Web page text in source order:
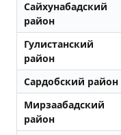
Сайхунабадский
район
Гулистанский
район
Сардобский район
Мирзаабадский
район